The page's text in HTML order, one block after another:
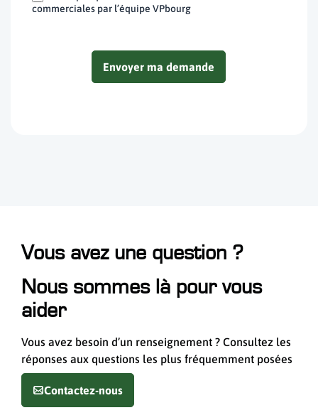
commerciales par l’équipe VPbourg
Envoyer ma demande
Vous avez une question ?
Nous sommes là pour vous
aider
Vous avez besoin d’un renseignement ? Consultez les
réponses aux questions les plus fréquemment posées
Contactez-nous